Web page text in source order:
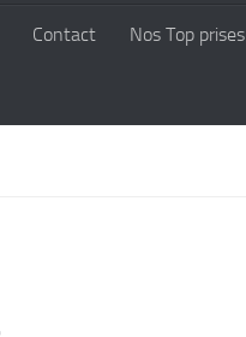
Contact Nos Top prises